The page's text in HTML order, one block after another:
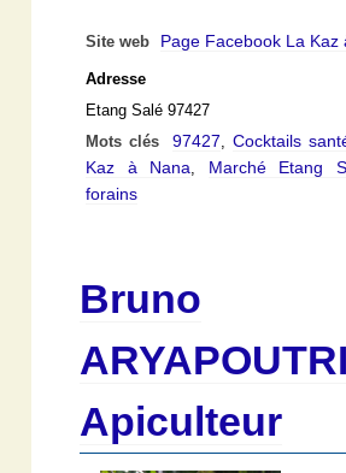
Site web Page Facebook La Kaz
Adresse
Etang Salé 97427
Mots clés
97427 ,Cocktails
Kaz à Nana Marché Etang
forains
Bruno
ARYAPOUTRI
Apiculteur